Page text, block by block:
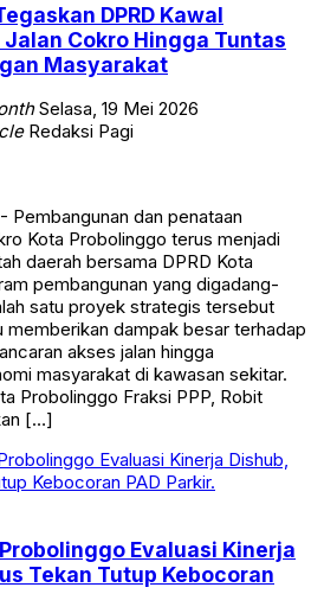
DPRD Kawal
Cokro Hingga Tuntas
Masyarakat
Selasa, 19 Mei 2026
Redaksi Pagi
Pembangunan dan penataan
Kota Probolinggo terus menjadi
daerah bersama DPRD Kota
pembangunan yang digadang-
satu proyek strategis tersebut
memberikan dampak besar terhadap
akses jalan hingga
masyarakat di kawasan sekitar.
Probolinggo Fraksi PPP, Robit
[…]
Probolinggo Evaluasi Kinerja
Tekan Tutup Kebocoran